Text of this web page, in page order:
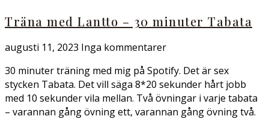
Träna med Lantto – 30 minuter Tabata
augusti 11, 2023 Inga kommentarer
30 minuter träning med mig på Spotify. Det är sex
stycken Tabata. Det vill säga 8*20 sekunder hårt jobb
med 10 sekunder vila mellan. Två övningar i varje tabata
– varannan gång övning ett, varannan gång övning två.